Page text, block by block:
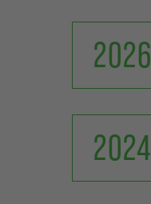
2026
2024